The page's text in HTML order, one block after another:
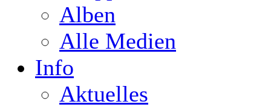
Alben
Alle Medien
Info
Aktuelles